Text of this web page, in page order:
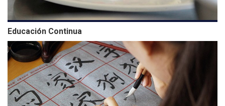
Educación Continua